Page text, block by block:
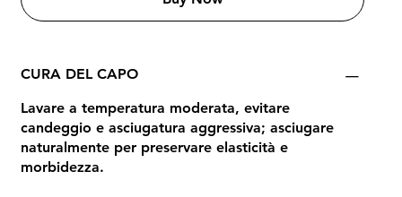
CURA DEL CAPO
Lavare a temperatura moderata, evitare
candeggio e asciugatura aggressiva; asciugare
naturalmente per preservare elasticità e
morbidezza.